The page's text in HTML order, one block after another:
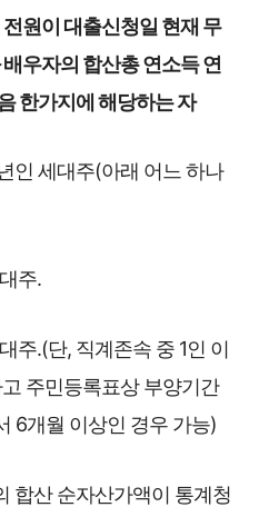
원이 대출신청일 현재 무
우자의 합산총 연소득 연
한가지에 해당하는 자
인 세대주(아래 어느 하나
주.
.(단, 직계존속 중 1인 이
주민등록표상 부양기간
6개월 이상인 경우 가능)
합산 순자산가액이 통계청